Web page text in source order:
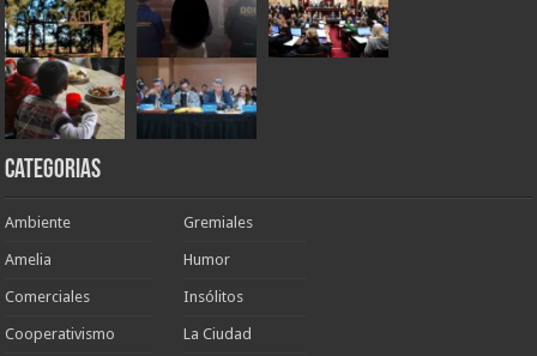
Categorias
Ambiente
Amelia
Comerciales
Cooperativismo
Gremiales
Humor
Insólitos
La Ciudad